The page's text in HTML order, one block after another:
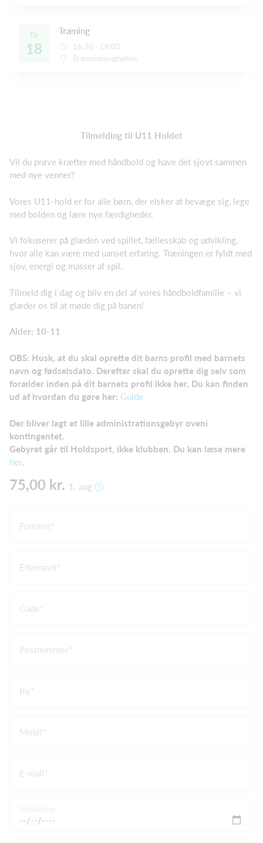
Tir
18
Træning
16:30 - 18:00
Bramsnæsvighallen
Tilmelding til U11 Holdet
Vil du prøve kræfter med håndbold og have det sjovt sammen
med nye venner?
Vores U11-hold er for alle børn, der elsker at bevæge sig, lege
med bolden og lære nye færdigheder.
Vi fokuserer på glæden ved spillet, fællesskab og udvikling,
hvor alle kan være med uanset erfaring. Træningen er fyldt med
sjov, energi og masser af spil.
Tilmeld dig i dag og bliv en del af vores håndboldfamilie – vi
glæder os til at møde dig på banen!
Alder: 10-11
OBS: Husk, at du skal oprette dit barns profil med barnets
navn og fødselsdato. Derefter skal du oprette dig selv som
forælder inden på dit barnets profil ikke her, Du kan finden
ud af hvordan du gøre her: Guide
Der bliver lagt et lille administrationsgebyr oveni
kontingentet.
Gebyret går til Holdsport, ikke klubben. Du kan læse mere
her
75,00 kr. 1. aug
Fornavn
Efternavn
Gade
Postnummer
By
Mobil
E-mail